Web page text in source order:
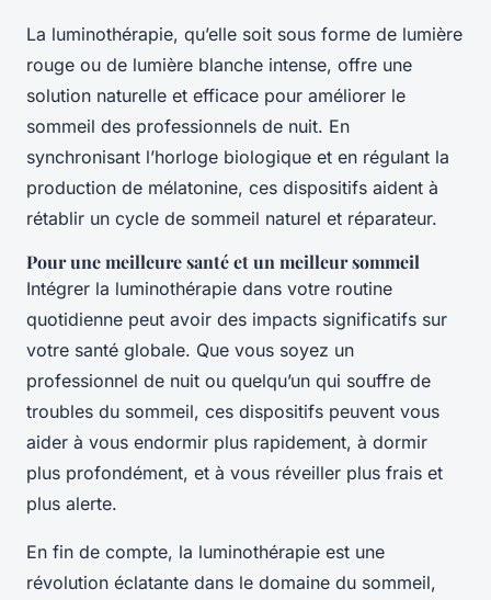
La luminothérapie, qu’elle soit sous forme de lumière
rouge ou de lumière blanche intense, offre une
solution naturelle et efficace pour améliorer le
sommeil des professionnels de nuit. En
synchronisant l’horloge biologique et en régulant la
production de mélatonine, ces dispositifs aident à
rétablir un cycle de sommeil naturel et réparateur.
Pour une meilleure santé et un meilleur sommeil
Intégrer la luminothérapie dans votre routine
quotidienne peut avoir des impacts significatifs sur
votre santé globale. Que vous soyez un
professionnel de nuit ou quelqu’un qui souffre de
troubles du sommeil, ces dispositifs peuvent vous
aider à vous endormir plus rapidement, à dormir
plus profondément, et à vous réveiller plus frais et
plus alerte.
En fin de compte, la luminothérapie est une
révolution éclatante dans le domaine du sommeil,